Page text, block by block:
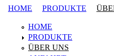
HOME PRODUKTE
HOME
PRODUKTE
ÜBER UNS